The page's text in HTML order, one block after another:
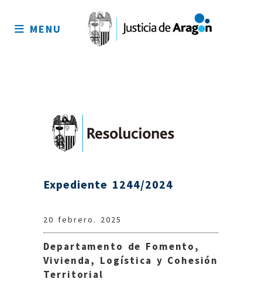
sitio
MENU
Expediente 1244/2024
20 febrero. 2025
Departamento de Fomento,
Vivienda, Logística y Cohesión
Territorial